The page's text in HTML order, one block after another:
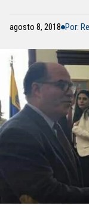
agosto 8, 2018 Por: